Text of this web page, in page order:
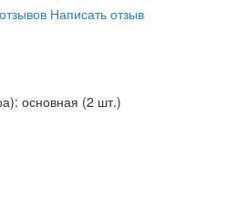
Написать отзыв
основная (2 шт.)